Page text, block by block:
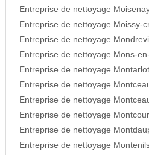
Entreprise de nettoyage
Entreprise de nettoyage Moissy-
Entreprise de nettoyage
Entreprise de nettoyage Mons-
Entreprise de nettoyage
Entreprise de nettoyage
Entreprise de nettoyage
Entreprise de nettoyage
Entreprise de nettoyage
Entreprise de nettoyage